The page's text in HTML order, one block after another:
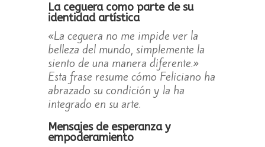
La ceguera como parte de su
identidad artística
«La ceguera no me impide ver la
belleza del mundo, simplemente la
siento de una manera diferente.»
Esta frase resume cómo Feliciano ha
abrazado su condición y la ha
integrado en su arte.
Mensajes de esperanza y
empoderamiento